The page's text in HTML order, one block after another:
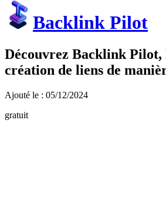
Backlink Pilot
Découvrez Backlink Pilot,
création de liens de
Ajouté le : 05/12/2024
gratuit